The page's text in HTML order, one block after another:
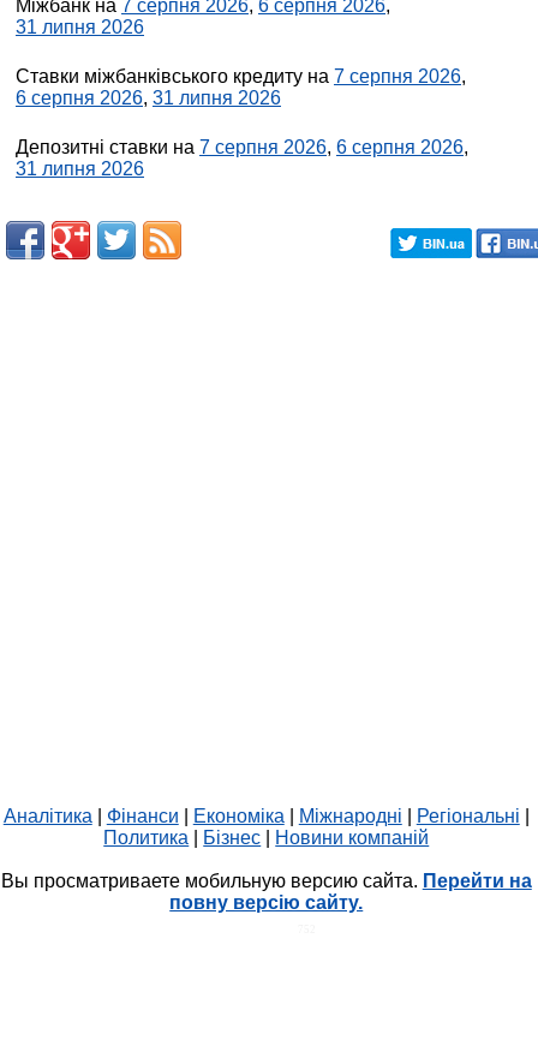
Міжбанк на 7 серпня 2026, 6 серпня 2026,
31 липня 2026
Ставки міжбанківського кредиту на 7 серпня 2026,
6 серпня 2026, 31 липня 2026
Депозитні ставки на 7 серпня 2026, 6 серпня 2026,
31 липня 2026
Аналітика Фінанси Економіка Міжнародні Регіональні
Политика
Бізнес Новини компаній
Вы просматриваете мобильную версию сайта. Перейти на
повну версію сайту.